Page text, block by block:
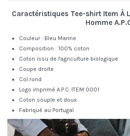
Caractéristiques Tee-shirt Item À
Homme
Couleur : Bleu Marine
Composition : 100% coton
Coton issu de l'agriculture biologique
Coupe droite
Col rond
Logo imprimé A.P.C. ITEM 0001
Coton souple et doux
Fabriqué au Portugal